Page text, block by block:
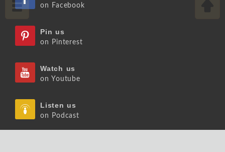
on Facebook
Pin us
on Pinterest
Watch us
on Youtube
Listen us
on Podcast